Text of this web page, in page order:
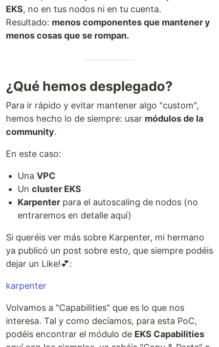
EKS, no en tus nodos ni en tu cuenta.
Resultado: menos componentes que mantener y
menos cosas que se rompan.
¿Qué hemos desplegado?
Para ir rápido y evitar mantener algo "custom",
hemos hecho lo de siempre: usar módulos de la
community.
En este caso:
Una VPC
Un cluster EKS
Karpenter para el autoscaling de nodos (no
entraremos en detalle aquí)
Si queréis ver más sobre Karpenter, mi hermano
ya publicó un post sobre esto, que siempre podéis
dejar un Like!💕:
karpenter
Volvamos a "Capabilities" que es lo que nos
interesa. Tal y como decíamos, para esta PoC,
podéis encontrar el módulo de EKS Capabilities